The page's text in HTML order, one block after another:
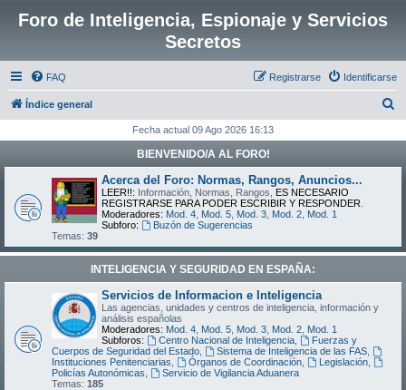
Foro de Inteligencia, Espionaje y Servicios
Secretos
FAQ Identificarse
Registrarse
Índice general
c
Fecha actual 09 Ago 2026 16:13
BIENVENIDO/A AL FORO!
Acerca del Foro: Normas, Rangos, Anuncios...
LEER!!: Información, Normas, Rangos, ES NECESARIO
REGISTRARSE PARA PODER ESCRIBIR Y RESPONDER
Moderadores: Mod. 4 Mod. 5 Mod. 3 Mod. 2 Mod. 1
Subforo:
Buzón de Sugerencias
Temas: 39
INTELIGENCIA Y SEGURIDAD EN ESPAÑA:
Servicios de Informacion e Inteligencia
Las agencias, unidades y centros de inteligencia, información y
análisis españolas
Moderadores: Mod. 4 Mod. 5 Mod. 3 Mod. 2 Mod. 1
Subforos:
Centro Nacional de Inteligencia,
Fuerzas y
Cuerpos de Seguridad del Estado
Sistema de Inteligencia de las FAS,
Instituciones Penitenciarias
Órganos de Coordinación, Legislación,
Policías Autonómicas
Servicio de Vigilancia Aduanera
Temas: 185